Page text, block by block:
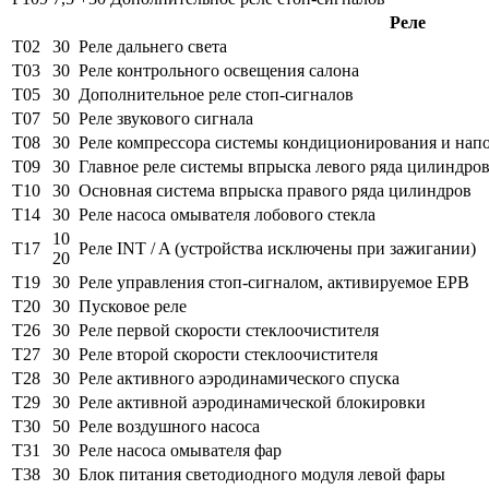
Реле
T02
30 Реле дальнего света
T03
30 Реле контрольного освещения салона
T05
30 Дополнительное реле стоп-сигналов
T07
50 Реле звукового сигнала
T08
30 Реле компрессора системы кондиционирования и
T09
30 Главное реле системы впрыска левого ряда цилиндров
T10
30 Основная система впрыска правого ряда цилиндров
T14
30 Реле насоса омывателя лобового стекла
T17
10
20
Реле INT / A (устройства исключены при зажигании)
T19
30 Реле управления стоп-сигналом, активируемое EPB
T20
30 Пусковое реле
T26
30 Реле первой скорости стеклоочистителя
T27
30 Реле второй скорости стеклоочистителя
T28
30 Реле активного аэродинамического спуска
T29
30 Реле активной аэродинамической блокировки
T30
50 Реле воздушного насоса
T31
30 Реле насоса омывателя фар
T38
30 Блок питания светодиодного модуля левой фары